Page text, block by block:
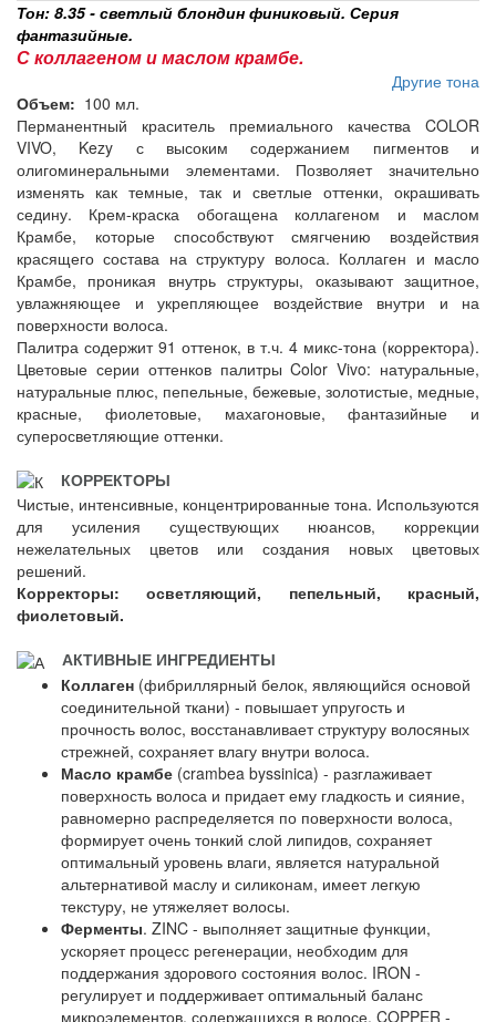
Тон: 8.35 - светлый блондин финиковый. Серия
фантазийные.
С коллагеном и маслом крамбе.
Другие тона
Объем: 100 мл.
Перманентный краситель премиального качества COLOR
VIVO, Kezy с высоким содержанием пигментов и
олигоминеральными элементами. Позволяет значительно
изменять как темные, так и светлые оттенки, окрашивать
седину. Крем-краска обогащена коллагеном и маслом
Крамбе, которые способствуют смягчению воздействия
красящего состава на структуру волоса. Коллаген и масло
Крамбе, проникая внутрь структуры, оказывают защитное,
увлажняющее и укрепляющее воздействие внутри и на
поверхности волоса.
Палитра содержит 91 оттенок, в т.ч. 4 микс-тона (корректора).
Цветовые серии оттенков палитры Color Vivo: натуральные,
натуральные плюс, пепельные, бежевые, золотистые, медные,
красные, фиолетовые, махагоновые, фантазийные и
суперосветляющие оттенки.
КОРРЕКТОРЫ
Чистые, интенсивные, концентрированные тона. Используются
для усиления существующих нюансов, коррекции
нежелательных цветов или создания новых цветовых
решений.
Корректоры: осветляющий, пепельный, красный,
фиолетовый.
АКТИВНЫЕ ИНГРЕДИЕНТЫ
Коллаген (фибриллярный белок, являющийся основой
соединительной ткани) - повышает упругость и
прочность волос, восстанавливает структуру волосяных
стрежней, сохраняет влагу внутри волоса.
Масло крамбе (crambea byssinica) - разглаживает
поверхность волоса и придает ему гладкость и сияние,
равномерно распределяется по поверхности волоса,
формирует очень тонкий слой липидов, сохраняет
оптимальный уровень влаги, является натуральной
альтернативой маслу и силиконам, имеет легкую
текстуру, не утяжеляет волосы.
Ферменты. ZINC - выполняет защитные функции,
ускоряет процесс регенерации, необходим для
поддержания здорового состояния волос. IRON -
регулирует и поддерживает оптимальный баланс
микроэлементов, содержащихся в волосе. COPPER -